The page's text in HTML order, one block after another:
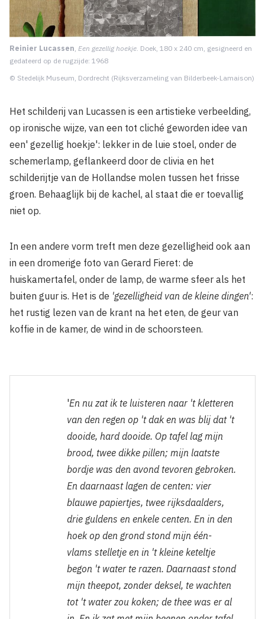
Reinier Lucassen Een gezellig hoekje . Doek, 180 x 240 cm, gesigneerd en
gedateerd op de rugzijde: 1968
© Stedelijk Museum, Dordrecht (Rijksverzameling van Bilderbeek-­Lamaison)
Het schilderij van Lucassen is een artistieke verbeelding,
op ironische wijze, van een tot cliché geworden idee van
een' gezellig hoekje': lekker in de luie stoel, onder de
schemerlamp, geflankeerd door de clivia en het
schilderijtje van de Hollandse molen tussen het frisse
groen. Behaaglijk bij de kachel, al staat die er toevallig
niet op.
In een andere vorm treft men deze gezelligheid ook aan
in een dromerige foto van Gerard Fieret: de
huiskamertafel, onder de lamp, de warme sfeer als het
buiten guur is. Het is de 'gezelligheid van de kleine dingen':
het rustig lezen van de krant na het eten, de geur van
koffie in de kamer, de wind in de schoorsteen.
'En nu zat ik te luisteren naar 't kletteren
van den regen op 't dak en was blij dat 't
dooide, hard dooide. Op tafel lag mijn
brood, twee dikke pillen; mijn laatste
bordje was den avond tevoren gebroken.
En daarnaast lagen de centen: vier
blauwe papiertjes, twee rijksdaalders,
drie guldens en enkele centen. En in den
hoek op den grond stond mijn één-
vlams stelletje en in 't kleine keteltje
begon 't water te razen. Daarnaast stond
mijn theepot, zonder deksel, te wachten
tot 't water zou koken; de thee was er al